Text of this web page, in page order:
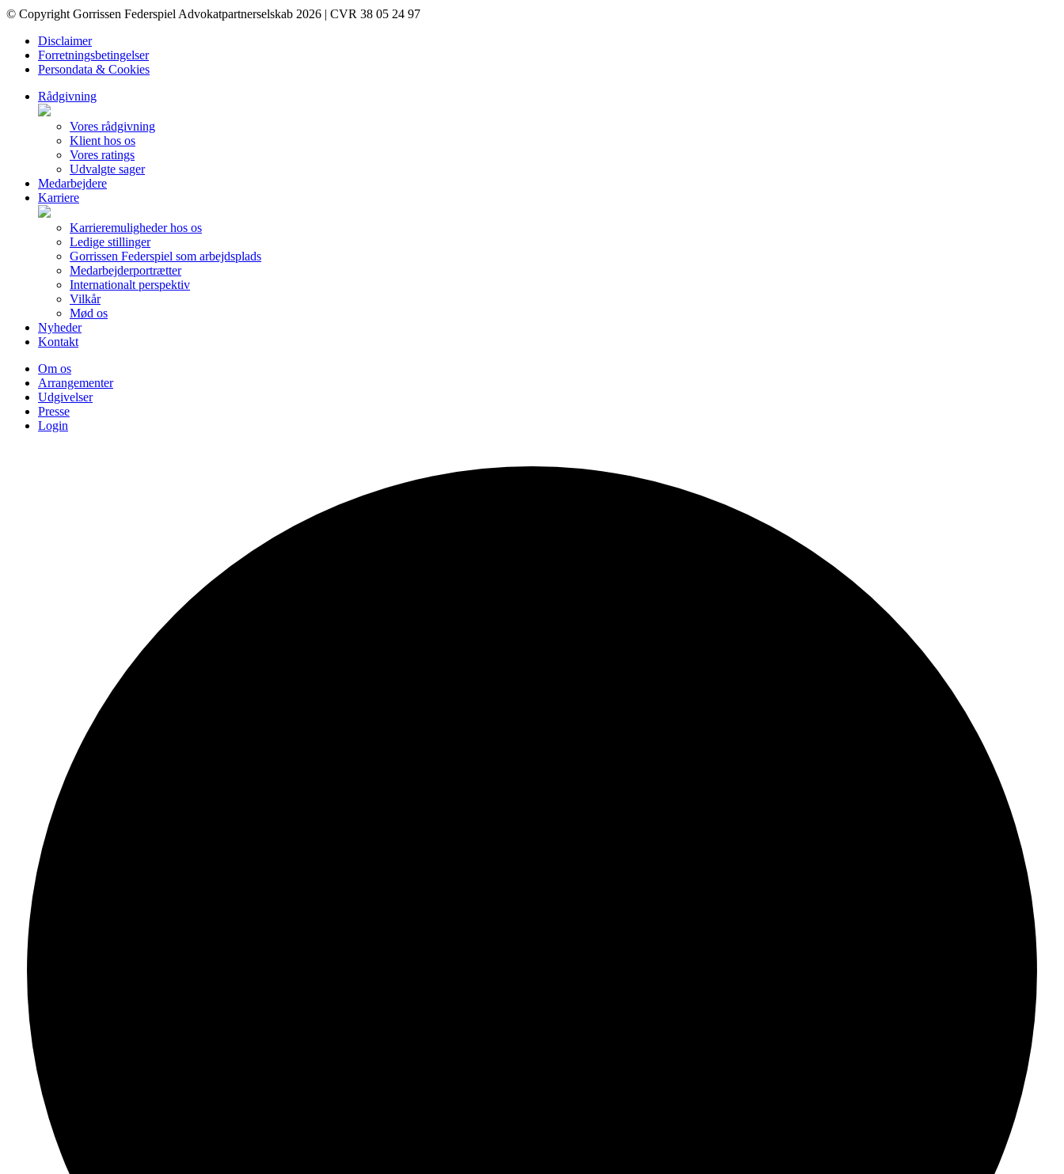
© Copyright Gorrissen Federspiel Advokatpartnerselskab 2026 | CVR 38 05 24 97
Disclaimer
Forretningsbetingelser
Persondata & Cookies
Rådgivning
Vores rådgivning
Klient hos os
Vores ratings
Udvalgte sager
Medarbejdere
Karriere
Karrieremuligheder hos os
Ledige stillinger
Gorrissen Federspiel som arbejdsplads
Medarbejderportrætter
Internationalt perspektiv
Vilkår
Mød os
Nyheder
Kontakt
Om os
Arrangementer
Udgivelser
Presse
Login